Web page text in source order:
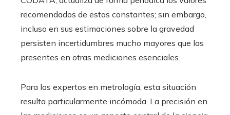
recomendados de estas constantes; sin embargo,
incluso en sus estimaciones sobre la gravedad
persisten incertidumbres mucho mayores que las
presentes en otras mediciones esenciales.
Para los expertos en metrología, esta situación
resulta particularmente incómoda. La precisión en